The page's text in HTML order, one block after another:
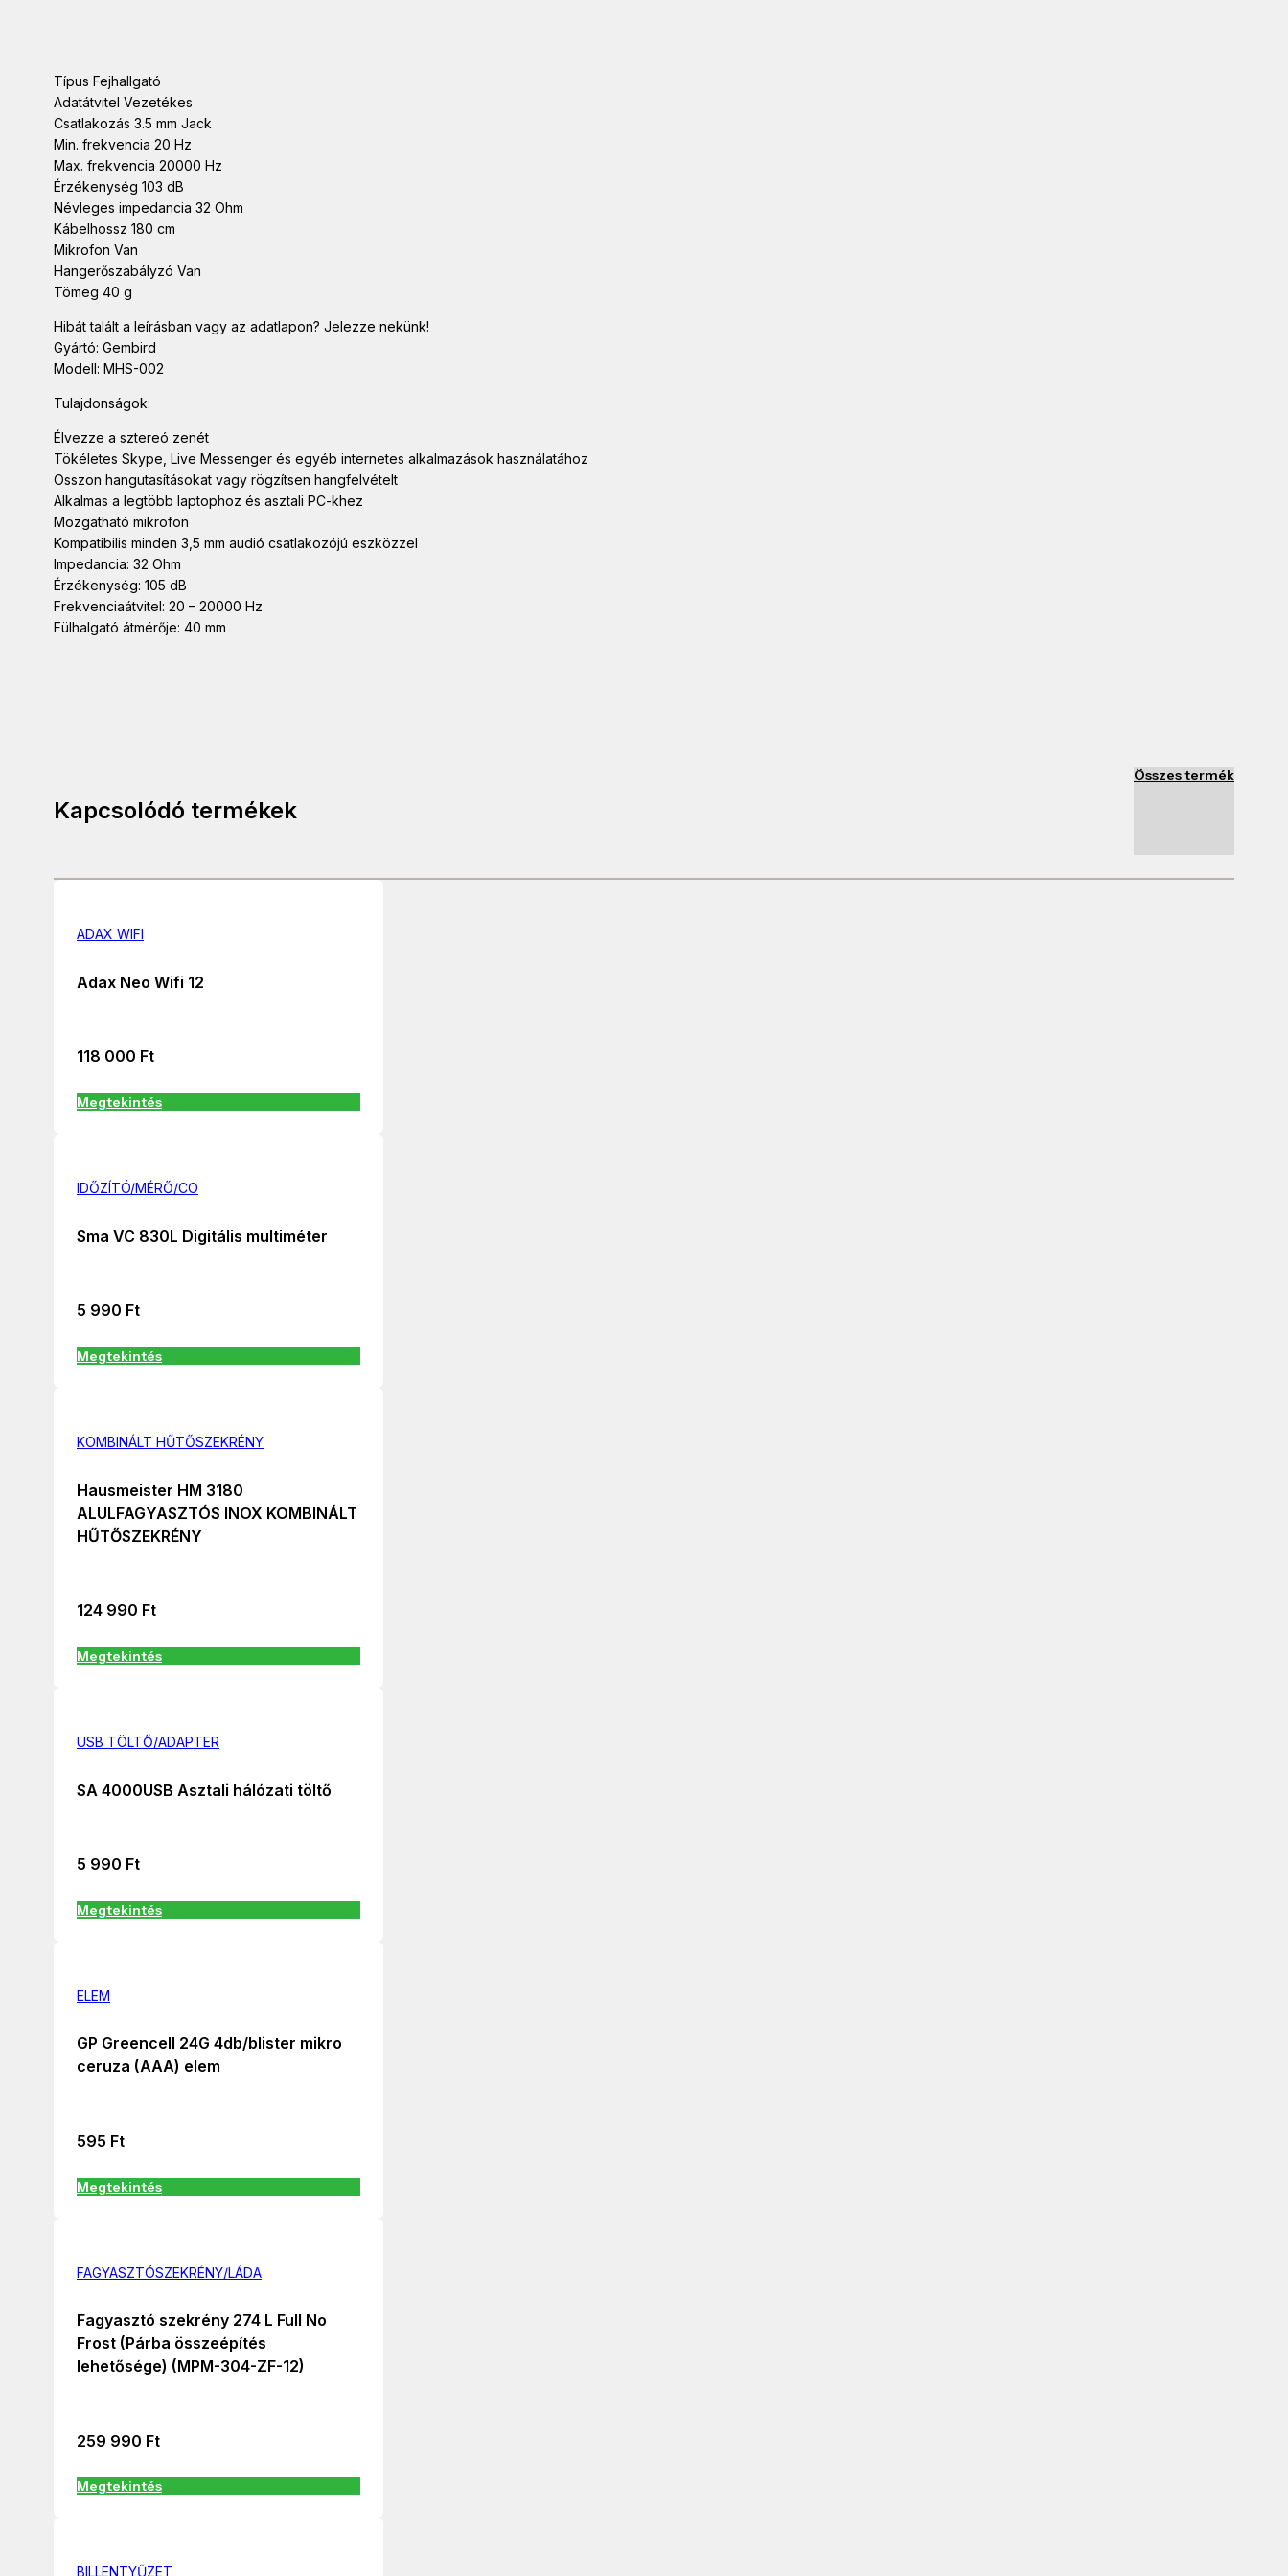
Típus Fejhallgató
Adatátvitel Vezetékes
Csatlakozás 3.5 mm Jack
Min. frekvencia 20 Hz
Max. frekvencia 20000 Hz
Érzékenység 103 dB
Névleges impedancia 32 Ohm
Kábelhossz 180 cm
Mikrofon Van
Hangerőszabályzó Van
Tömeg 40 g
Hibát talált a leírásban vagy az adatlapon? Jelezze nekünk!
Gyártó: Gembird
Modell: MHS-002
Tulajdonságok:
Élvezze a sztereó zenét
Tökéletes Skype, Live Messenger és egyéb internetes alkalmazások használatához
Osszon hangutasításokat vagy rögzítsen hangfelvételt
Alkalmas a legtöbb laptophoz és asztali PC-khez
Mozgatható mikrofon
Kompatibilis minden 3,5 mm audió csatlakozójú eszközzel
Impedancia: 32 Ohm
Érzékenység: 105 dB
Frekvenciaátvitel: 20 – 20000 Hz
Fülhalgató átmérője: 40 mm
Kapcsolódó termékek
Összes termék
ADAX WIFI
Adax Neo Wifi 12
118 000 Ft
Megtekintés
IDŐZÍTÓ/MÉRŐ/CO
Sma VC 830L Digitális multiméter
5 990 Ft
Megtekintés
KOMBINÁLT HŰTŐSZEKRÉNY
Hausmeister HM 3180
ALULFAGYASZTÓS INOX KOMBINÁLT
HŰTŐSZEKRÉNY
124 990 Ft
Megtekintés
USB TÖLTŐ/ADAPTER
SA 4000USB Asztali hálózati töltő
5 990 Ft
Megtekintés
ELEM
GP Greencell 24G 4db/blister mikro
ceruza (AAA) elem
595 Ft
Megtekintés
FAGYASZTÓSZEKRÉNY/LÁDA
Fagyasztó szekrény 274 L Full No
Frost (Párba összeépítés
lehetősége) (MPM-304-ZF-12)
259 990 Ft
Megtekintés
BILLENTYŰZET